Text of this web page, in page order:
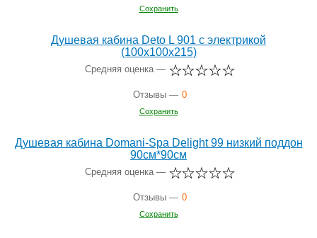
Сохранить
Душевая кабина Deto L 901 с электрикой
(100x100х215)
Средняя оценка —
Отзывы — 0
Сохранить
Душевая кабина Domani-Spa Delight 99 низкий поддон
90см*90см
Средняя оценка —
Отзывы — 0
Сохранить